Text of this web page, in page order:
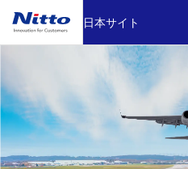
本文へリンク
日本サイト